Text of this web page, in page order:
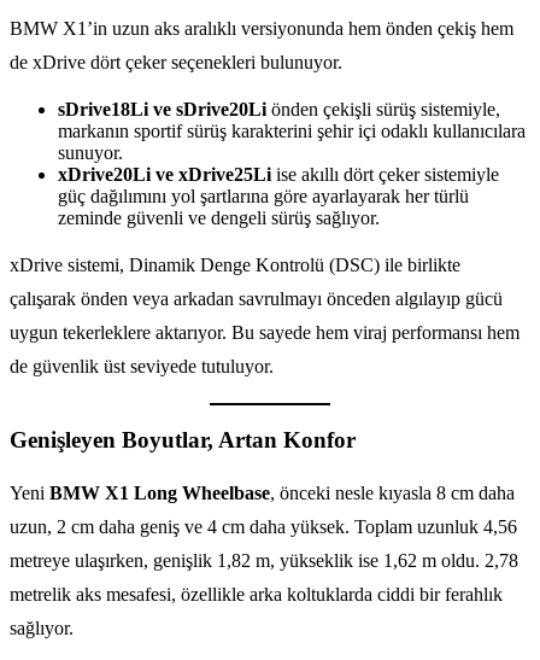
BMW X1’in uzun aks aralıklı versiyonunda hem önden çekiş hem
de xDrive dört çeker seçenekleri bulunuyor.
sDrive18Li ve sDrive20Li önden çekişli sürüş sistemiyle,
markanın sportif sürüş karakterini şehir içi odaklı kullanıcılara
sunuyor.
xDrive20Li ve xDrive25Li ise akıllı dört çeker sistemiyle
güç dağılımını yol şartlarına göre ayarlayarak her türlü
zeminde güvenli ve dengeli sürüş sağlıyor.
xDrive sistemi, Dinamik Denge Kontrolü (DSC) ile birlikte
çalışarak önden veya arkadan savrulmayı önceden algılayıp gücü
uygun tekerleklere aktarıyor. Bu sayede hem viraj performansı hem
de güvenlik üst seviyede tutuluyor.
Genişleyen Boyutlar, Artan Konfor
Yeni BMW X1 Long Wheelbase, önceki nesle kıyasla 8 cm daha
uzun, 2 cm daha geniş ve 4 cm daha yüksek. Toplam uzunluk 4,56
metreye ulaşırken, genişlik 1,82 m, yükseklik ise 1,62 m oldu. 2,78
metrelik aks mesafesi, özellikle arka koltuklarda ciddi bir ferahlık
sağlıyor.